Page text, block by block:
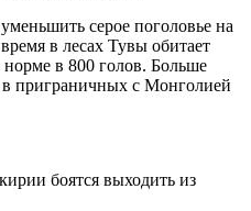
серое поголовье на
в лесах Тувы обитает
в 800 голов. Больше
в приграничных с Монголией
боятся выходить из